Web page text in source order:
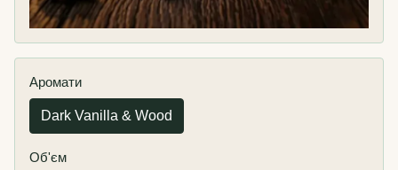
Аромати
Dark Vanilla & Wood
Об'єм